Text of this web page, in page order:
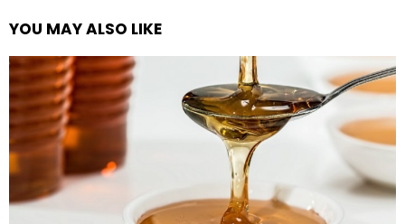
YOU MAY ALSO LIKE